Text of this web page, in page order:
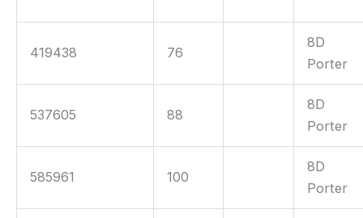
419438 76
8D
Porter
537605 88
8D
Porter
585961 100
8D
Porter